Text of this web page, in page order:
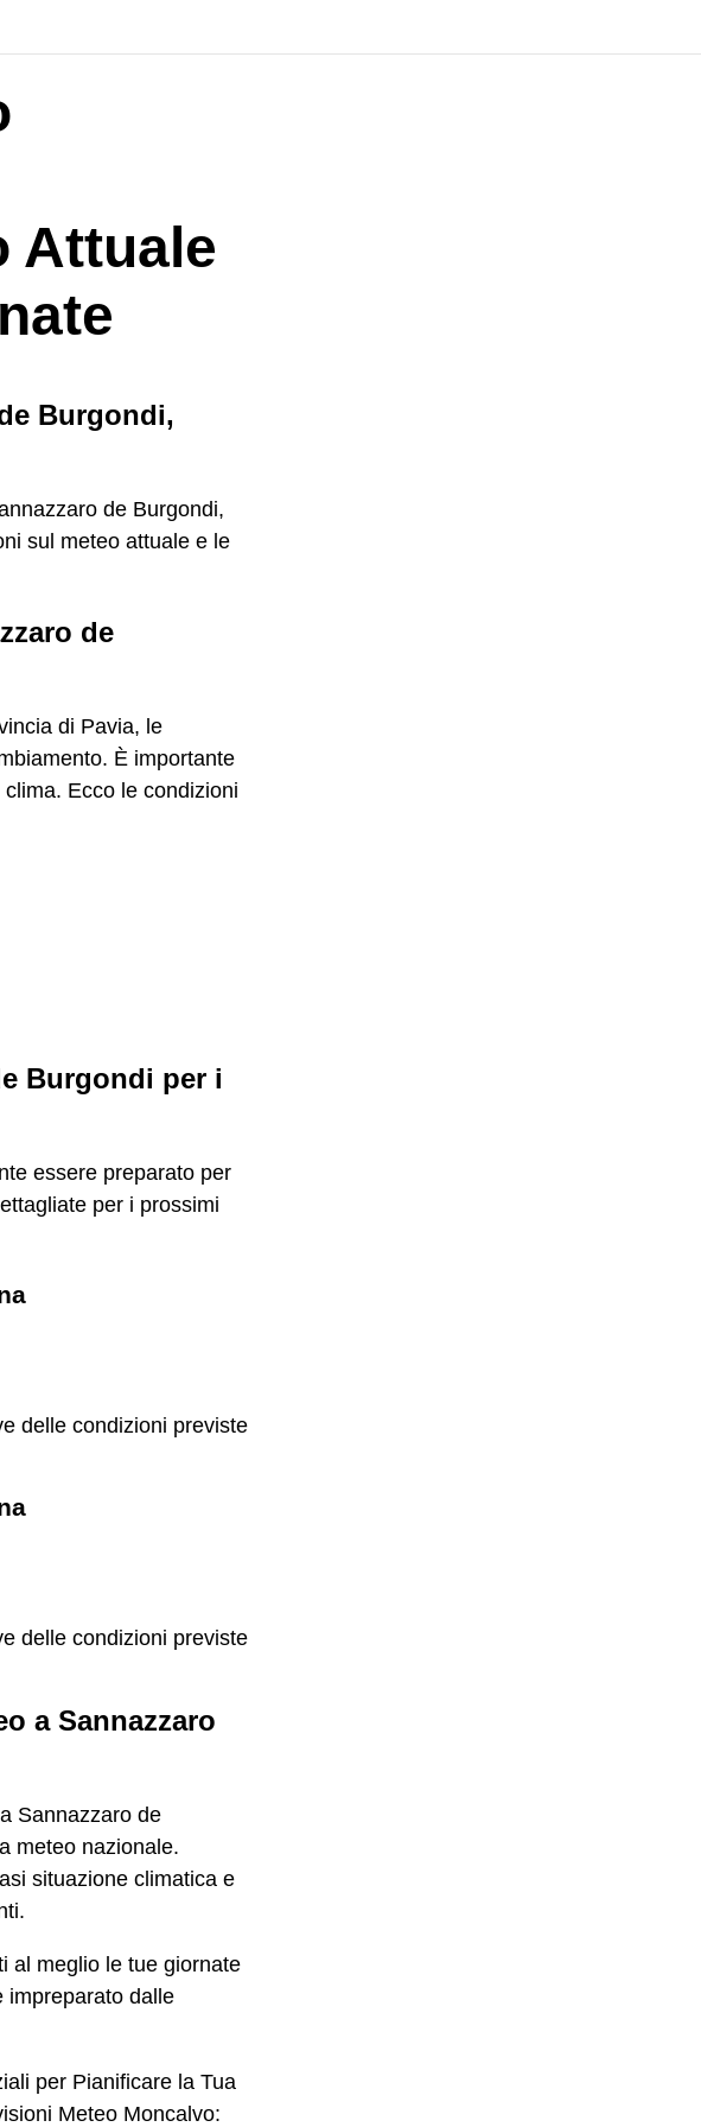
Attuale
Burgondi,
de Burgondi,
sul meteo attuale e le
de
di Pavia, le
È importante
Ecco le condizioni
Burgondi per i
essere preparato per
per i prossimi
delle condizioni previste
delle condizioni previste
a Sannazzaro
Sannazzaro de
meteo nazionale.
situazione climatica e
al meglio le tue giornate
impreparato dalle
per Pianificare la Tua
Meteo Moncalvo: